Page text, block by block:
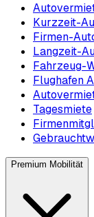
Kurzzeit-
Firmen-
Langzeit-
Fahrzeug-
Flughafen
Tagesmiete
Premium Mobilität